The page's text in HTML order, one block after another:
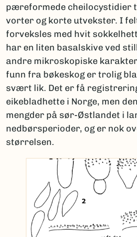
pæreformede cheilocystidier
vorter og korte utvekster. I
forveksles med hvit
har en liten basalskive ved
andre mikroskopiske
funn fra bøkeskog er trolig
svært lik. Det er få
eikebladhette i Norge, men
mengder på sør-Østlandet i
nedbørsperioder, og er nok
størrelsen.